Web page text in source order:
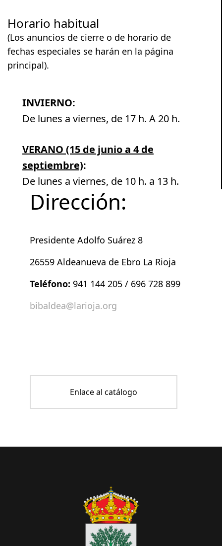
Horario habitual
(Los anuncios de cierre o de horario de
fechas especiales se harán en la página
principal).
INVIERNO:
De lunes a viernes, de 17 h. A 20 h.
VERANO (15 de junio a 4 de
septiembre):
De lunes a viernes, de 10 h. a 13 h.
Dirección:
Presidente Adolfo Suárez 8
26559 Aldeanueva de Ebro La Rioja
Teléfono: 941 144 205 / 696 728 899
bibaldea@larioja.org
Enlace al catálogo